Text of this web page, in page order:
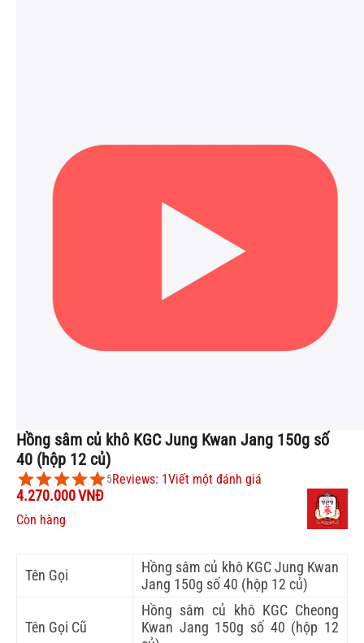
Hồng sâm củ khô KGC Jung Kwan Jang 150g số
40 (hộp 12 củ)
5Reviews: 1Viết một đánh giá
4.270.000VNĐ
Còn hàng
Tên Gọi
Hồng sâm củ khô KGC Jung Kwan
Jang 150g số 40 (hộp 12 củ)
Tên Gọi Cũ
Hồng sâm củ khô KGC Cheong
Kwan Jang 150g số 40 (hộp 12